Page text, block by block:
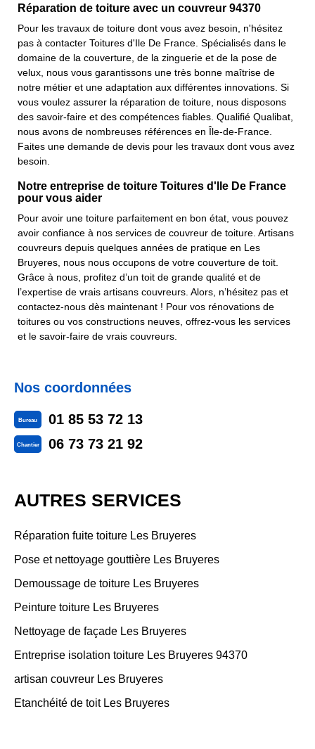
Réparation de toiture avec un couvreur 94370
Pour les travaux de toiture dont vous avez besoin, n'hésitez
pas à contacter Toitures d'Ile De France. Spécialisés dans le
domaine de la couverture, de la zinguerie et de la pose de
velux, nous vous garantissons une très bonne maîtrise de
notre métier et une adaptation aux différentes innovations. Si
vous voulez assurer la réparation de toiture, nous disposons
des savoir-faire et des compétences fiables. Qualifié Qualibat,
nous avons de nombreuses références en Île-de-France.
Faites une demande de devis pour les travaux dont vous avez
besoin.
Notre entreprise de toiture Toitures d'Ile De France
pour vous aider
Pour avoir une toiture parfaitement en bon état, vous pouvez
avoir confiance à nos services de couvreur de toiture. Artisans
couvreurs depuis quelques années de pratique en Les
Bruyeres, nous nous occupons de votre couverture de toit.
Grâce à nous, profitez d’un toit de grande qualité et de
l’expertise de vrais artisans couvreurs. Alors, n’hésitez pas et
contactez-nous dès maintenant ! Pour vos rénovations de
toitures ou vos constructions neuves, offrez-vous les services
et le savoir-faire de vrais couvreurs.
Nos coordonnées
Bureau 01 85 53 72 13
Chantier 06 73 73 21 92
AUTRES SERVICES
Réparation fuite toiture Les Bruyeres
Pose et nettoyage gouttière Les Bruyeres
Demoussage de toiture Les Bruyeres
Peinture toiture Les Bruyeres
Nettoyage de façade Les Bruyeres
Entreprise isolation toiture Les Bruyeres 94370
artisan couvreur Les Bruyeres
Etanchéité de toit Les Bruyeres